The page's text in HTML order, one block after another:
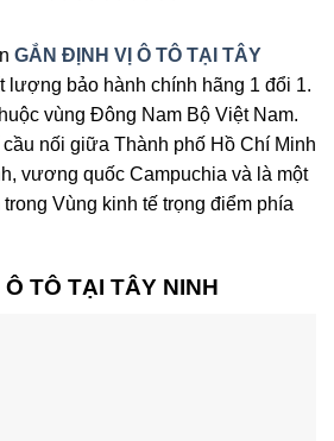
GẮN ĐỊNH VỊ Ô TÔ TẠI TÂY
lượng bảo hành chính hãng 1 đổi 1.
vùng Đông Nam Bộ Việt Nam.
nối giữa Thành phố Hồ Chí Minh
vương quốc Campuchia và là một
Vùng kinh tế trọng điểm phía
TÔ TẠI TÂY NINH